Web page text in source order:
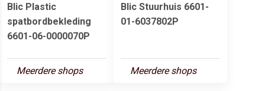
Blic Plastic
spatbordbekleding
6601-06-0000070P
Meerdere shops
Blic Stuurhuis 6601-
01-6037802P
Meerdere shops